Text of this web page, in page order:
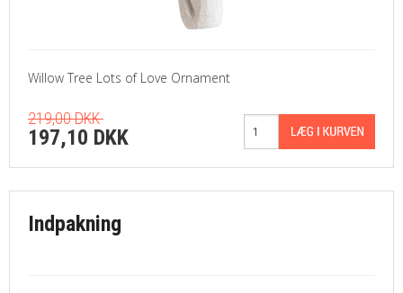
Willow Tree Lots of Love Ornament
219,00 DKK
197,10 DKK
Indpakning